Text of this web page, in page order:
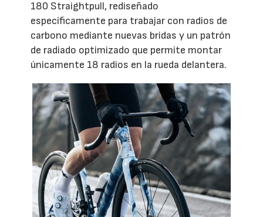
180 Straightpull, rediseñado
específicamente para trabajar con radios de
carbono mediante nuevas bridas y un patrón
de radiado optimizado que permite montar
únicamente 18 radios en la rueda delantera.